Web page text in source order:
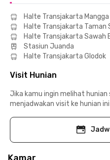
Halte Transjakarta
Halte Transjakarta Taman
Halte Transjakarta Sawah
Stasiun Juanda
Halte Transjakarta Glodok
Visit Hunian
Jika kamu ingin melihat hunian
menjadwakan visit ke hunian ini
Kamar